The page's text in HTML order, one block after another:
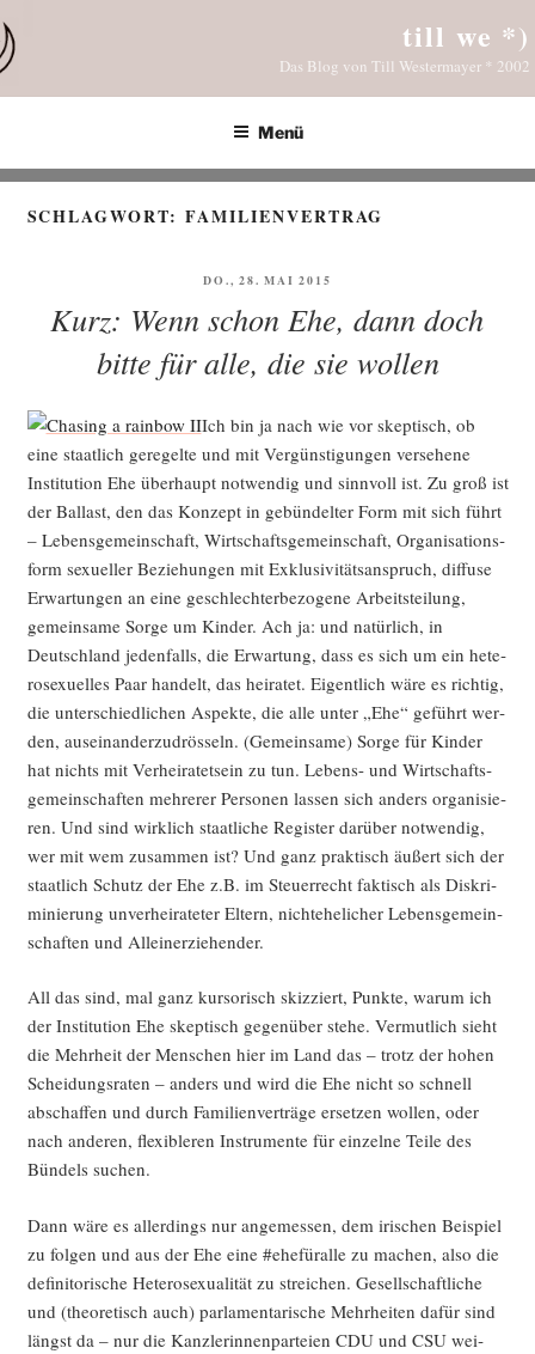
Inhalt
springen
till we *)
Das Blog von Till Westermayer * 2002
Menü
SCHLAGWORT:FAMILIENVERTRAG
VERÖFFENTLICHT
DO., 28. MAI 2015
Kurz: Wenn schon Ehe, dann doch
bitte für alle, die sie wollen
Ich bin ja nach wie vor skep­tisch, ob
eine staat­lich gere­gel­te und mit Ver­güns­ti­gun­gen ver­se­he­ne
Insti­tu­ti­on Ehe über­haupt not­wen­dig und sinn­voll ist. Zu groß ist
der Bal­last, den das Kon­zept in gebün­del­ter Form mit sich führt
– Lebens­ge­mein­schaft, Wirt­schafts­ge­mein­schaft, Orga­ni­sa­ti­ons­
form sexu­el­ler Bezie­hun­gen mit Exklu­si­vi­täts­an­spruch, dif­fu­se
Erwar­tun­gen an eine geschlech­ter­be­zo­ge­ne Arbeits­tei­lung,
gemein­sa­me Sor­ge um Kin­der. Ach ja: und natür­lich, in
Deutsch­land jeden­falls, die Erwar­tung, dass es sich um ein hete­
ro­se­xu­el­les Paar han­delt, das hei­ra­tet. Eigent­lich wäre es rich­tig,
die unter­schied­li­chen Aspek­te, die alle unter „Ehe“ geführt wer­
den, aus­ein­an­der­zu­drös­seln. (Gemein­sa­me) Sor­ge für Kin­der
hat nichts mit Ver­hei­ra­tet­sein zu tun. Lebens- und Wirt­schafts­
ge­mein­schaf­ten meh­re­rer Per­so­nen las­sen sich anders orga­ni­sie­
ren. Und sind wirk­lich staat­li­che Regis­ter dar­über not­wen­dig,
wer mit wem zusam­men ist? Und ganz prak­tisch äußert sich der
staat­lich Schutz der Ehe z.B. im Steu­er­recht fak­tisch als Dis­kri­
mi­nie­rung unver­hei­ra­te­ter Eltern, nicht­ehe­li­cher Lebens­ge­mein­
schaf­ten und Alleinerziehender.
All das sind, mal ganz kur­so­risch skiz­ziert, Punk­te, war­um ich
der Insti­tu­ti­on Ehe skep­tisch gegen­über ste­he. Ver­mut­lich sieht
die Mehr­heit der Men­schen hier im Land das – trotz der hohen
Schei­dungs­ra­ten – anders und wird die Ehe nicht so schnell
abschaf­fen und durch Fami­li­en­ver­trä­ge erset­zen wol­len, oder
nach ande­ren, fle­xi­ble­ren Instru­men­te für ein­zel­ne Tei­le des
Bün­dels suchen.
Dann wäre es aller­dings nur ange­mes­sen, dem iri­schen Bei­spiel
zu fol­gen und aus der Ehe eine #ehe­für­al­le zu machen, also die
defi­ni­to­ri­sche Hete­ro­se­xua­li­tät zu strei­chen. Gesell­schaft­li­che
und (theo­re­tisch auch) par­la­men­ta­ri­sche Mehr­hei­ten dafür sind
längst da – nur die Kanz­le­rin­nen­par­tei­en CDU und CSU wei­